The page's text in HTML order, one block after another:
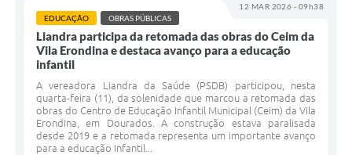
12 MAR 2026 - 09h38
EDUCAÇÃO OBRAS PÚBLICAS
Liandra participa da retomada das obras do Ceim da
Vila Erondina e destaca avanço para a educação
infantil
A vereadora Liandra da Saúde (PSDB) participou, nesta
quarta-feira (11), da solenidade que marcou a retomada das
obras do Centro de Educação Infantil Municipal (Ceim) da Vila
Erondina, em Dourados. A construção estava paralisada
desde 2019 e a retomada representa um importante avanço
para a educação infantil...